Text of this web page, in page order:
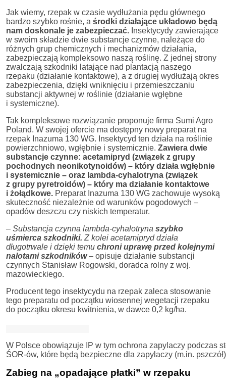
Jak wiemy, rzepak w czasie wydłużania pędu głównego
bardzo szybko rośnie, a środki działające układowo będą
nam doskonale je zabezpieczać. Insektycydy zawierające
w swoim składzie dwie substancje czynne, należące do
różnych grup chemicznych i mechanizmów działania,
zabezpieczają kompleksowo naszą roślinę. Z jednej strony
zwalczają szkodniki latające nad plantacją naszego
rzepaku (działanie kontaktowe), a z drugiej wydłużają okres
zabezpieczenia, dzięki wniknięciu i przemieszczaniu
substancji aktywnej w roślinie (działanie wgłębne
i systemiczne).
Tak kompleksowe rozwiązanie proponuje firma Sumi Agro
Poland. W swojej ofercie ma dostępny nowy preparat na
rzepak Inazuma 130 WG. Insektycyd ten działa na roślinie
powierzchniowo, wgłębnie i systemicznie. Zawiera dwie
substancje czynne: acetamipryd (związek z grupy
pochodnych neonikotynoidów) – który działa wgłębnie
i systemicznie – oraz lambda-cyhalotryna (związek
z grupy pyretroidów) – który ma działanie kontaktowe
i żołądkowe. Preparat Inazuma 130 WG zachowuje wysoką
skuteczność niezależnie od warunków pogodowych –
opadów deszczu czy niskich temperatur.
– Substancja czynna lambda-cyhalotryna szybko
uśmierca szkodniki. Z kolei acetamipryd działa
długotrwale i dzięki temu chroni uprawę przed kolejnymi
nalotami szkodników – opisuje działanie substancji
czynnych Stanisław Rogowski, doradca rolny z woj.
mazowieckiego.
Producent tego insektycydu na rzepak zaleca stosowanie
tego preparatu od początku wiosennej wegetacji rzepaku
do początku okresu kwitnienia, w dawce 0,2 kg/ha.
W Polsce obowiązuje IP w tym ochrona zapylaczy podczas
ŚOR-ów, które będą bezpieczne dla zapylaczy (m.in.
Zabieg na „opadające płatki” w rzepaku